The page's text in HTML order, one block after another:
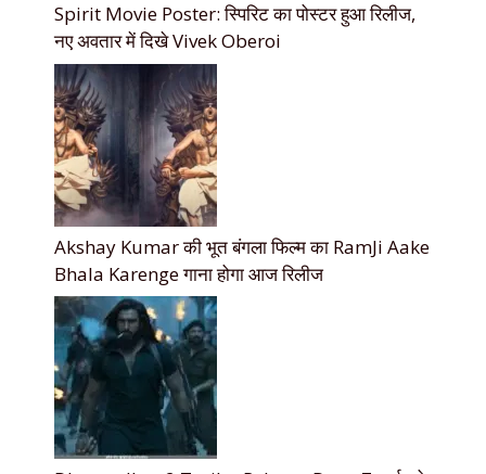
Spirit Movie Poster: स्पिरिट का पोस्टर हुआ रिलीज,
नए अवतार में दिखे Vivek Oberoi
Akshay Kumar की भूत बंगला फिल्म का RamJi Aake
Bhala Karenge गाना होगा आज रिलीज